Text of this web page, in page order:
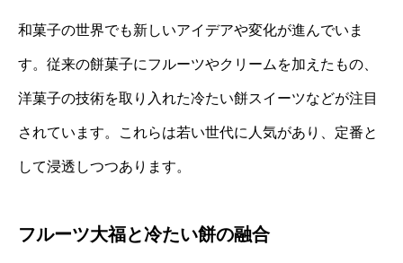
和菓子の世界でも新しいアイデアや変化が進んでいま
す。従来の餅菓子にフルーツやクリームを加えたもの、
洋菓子の技術を取り入れた冷たい餅スイーツなどが注目
されています。これらは若い世代に人気があり、定番と
して浸透しつつあります。
フルーツ大福と冷たい餅の融合